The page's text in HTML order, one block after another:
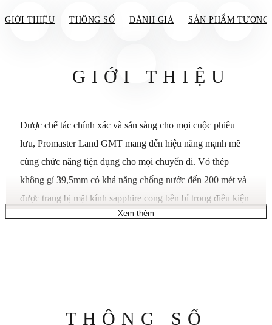
GIỚI THIỆU THÔNG SỐ ĐÁNH GIÁ SẢN PHẨM TƯƠNG
GIỚI THIỆU
Được chế tác chính xác và sẵn sàng cho mọi cuộc phiêu
lưu, Promaster Land GMT mang đến hiệu năng mạnh mẽ
cùng chức năng tiện dụng cho mọi chuyến đi. Vỏ thép
không gỉ 39,5mm có khả năng chống nước đến 200 mét và
được trang bị mặt kính sapphire cong bền bỉ trong điều kiện
khắc nghiệt. Được cung cấp năng lượng bền vững bởi bất
và điểm xuyết màu đen. tạo nên vẻ ngoài năng động. Cửa
Xem thêm
THÔNG SỐ